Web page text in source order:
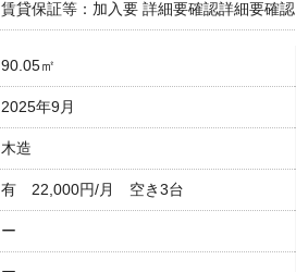
賃貸保証等：加入要 詳細要確認詳細要確認
90.05㎡
2025年9月
木造
有 22,000円/月 空き3台
ー